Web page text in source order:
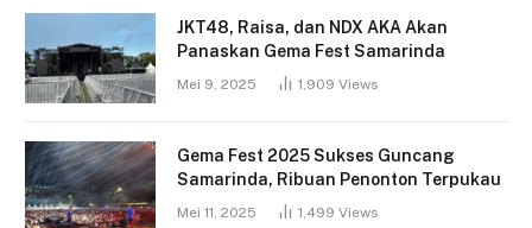
JKT48, Raisa, dan NDX AKA Akan
Panaskan Gema Fest Samarinda
Mei 9, 2025 1,909 Views
Gema Fest 2025 Sukses Guncang
Samarinda, Ribuan Penonton Terpukau
Mei 11, 2025 1,499 Views